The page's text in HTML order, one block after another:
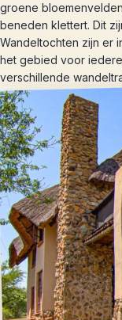
groene
beneden klettert. Dit
Wandeltochten zijn er
het gebied voor
verschillende